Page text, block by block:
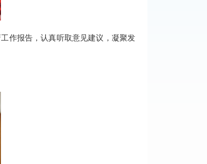
作报告，认真听取意见建议，凝聚发